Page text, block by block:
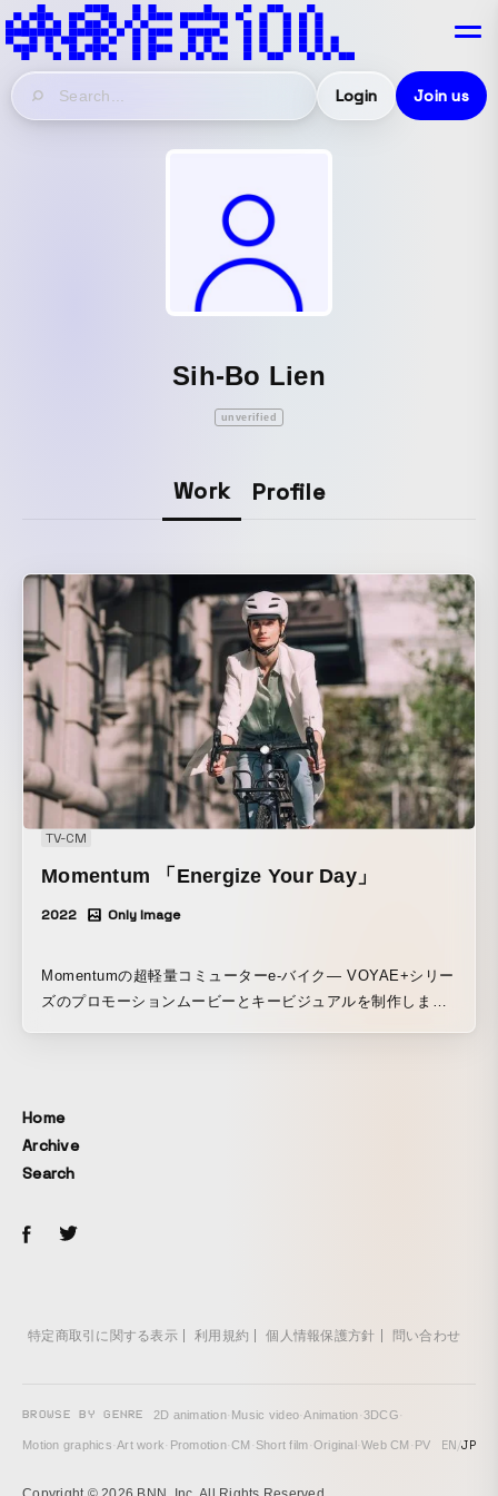
Login Join us
Sih-Bo Lien
unverified
Work Profile
TV-CM
Momentum 「Energize Your Day」
2022 Only Image
Momentumの超軽量コミューターe-バイク— VOYAE+シリー
ズのプロモーションムービーとキービジュアルを制作しまし
Home
Archive
Search
特定商取引に関する表示 利用規約 個人情報保護方針 問い合わせ
BROWSE BY GENRE 2D animation· Music video·Animation·3DCG·
Motion graphics·Art work· Promotion·CM · Short film·Original ·Web CM · PV EN/JP